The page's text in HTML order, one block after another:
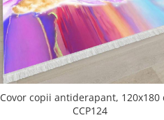
Covor copii antiderapant, 120x180
CCP124